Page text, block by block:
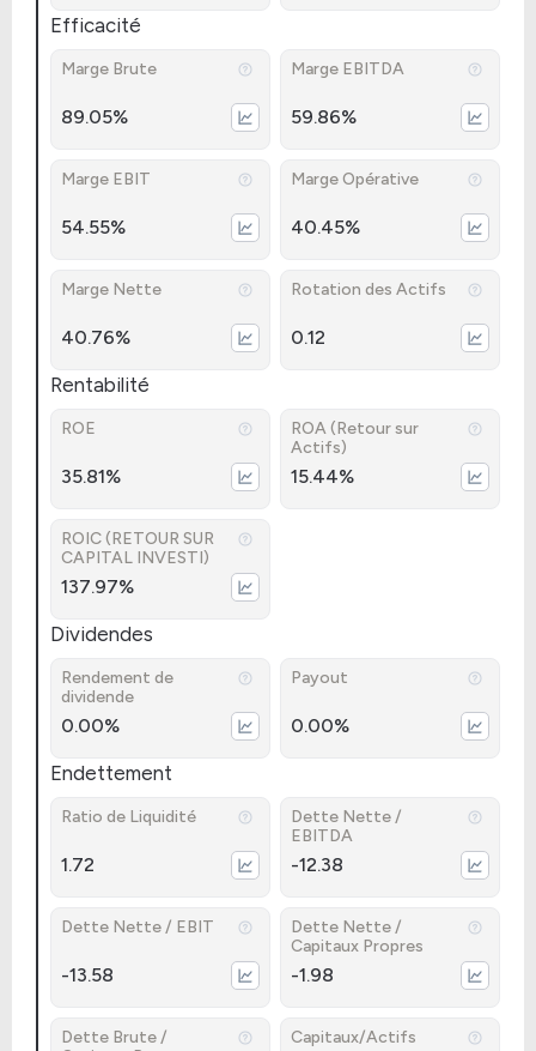
Efficacité
Marge Brute
89.05%
Marge EBITDA
59.86%
Marge EBIT
54.55%
Marge Opérative
40.45%
Marge Nette
40.76%
Rotation des Actifs
0.12
Rentabilité
ROE
35.81%
ROA (Retour sur
Actifs)
15.44%
ROIC (RETOUR SUR
CAPITAL INVESTI)
137.97%
Dividendes
Rendement de
dividende
0.00%
Payout
0.00%
Endettement
Ratio de Liquidité
1.72
Dette Nette /
EBITDA
-12.38
Dette Nette / EBIT
-13.58
Dette Nette /
Capitaux Propres
-1.98
Dette Brute /
Capitaux/Actifs